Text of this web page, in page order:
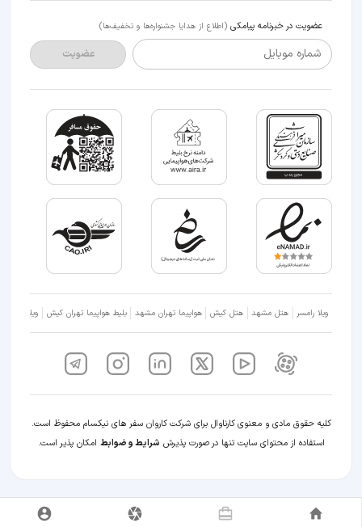
عضویت در خبرنامه پیامکی (اطلاع از هدایا جشنواره‌ها و تخفیف‌ها)
شماره موبایل عضویت
ویلا رامسر هتل مشهد هتل کیش هواپیما تهران مشهد بلیط هواپیما تهران کیش ویلا شمال
کلیه حقوق مادی و معنوی کارناوال برای شرکت کاروان سفر های نیکسام محفوظ است.
استفاده از محتوای سایت تنها در صورت پذیرش شرایط و ضوابط امکان پذیر است.